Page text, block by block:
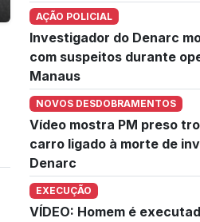
AÇÃO POLICIAL
Investigador do Denarc
com suspeitos durante
Manaus
NOVOS DESDOBRAMENTOS
Vídeo mostra PM preso
carro ligado à morte de
Denarc
EXECUÇÃO
VÍDEO: Homem é